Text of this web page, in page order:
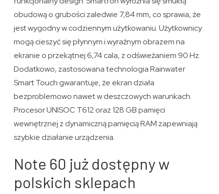
obudową o grubości zaledwie 7,84 mm, co sprawia, że
jest wygodny w codziennym użytkowaniu. Użytkownicy
mogą cieszyć się płynnym i wyraźnym obrazem na
ekranie o przekątnej 6,74 cala, z odświeżaniem 90 Hz.
Dodatkowo, zastosowana technologia Rainwater
Smart Touch gwarantuje, że ekran działa
bezproblemowo nawet w deszczowych warunkach.
Procesor UNISOC T612 oraz 128 GB pamięci
wewnętrznej z dynamiczną pamięcią RAM zapewniają
szybkie działanie urządzenia.
Note 60 już dostępny w
polskich sklepach